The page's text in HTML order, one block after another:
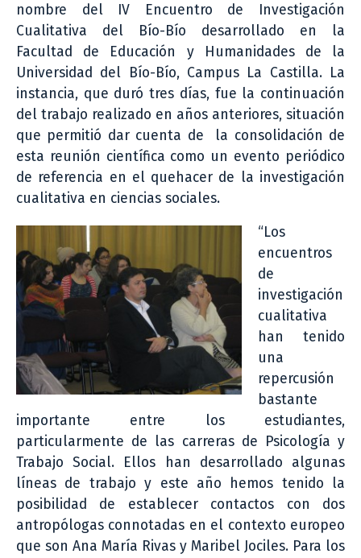
nombre del IV Encuentro de Investigación
Cualitativa del Bío-Bío desarrollado en la
Facultad de Educación y Humanidades de la
Universidad del Bío-Bío, Campus La Castilla. La
instancia, que duró tres días, fue la continuación
del trabajo realizado en años anteriores, situación
que permitió dar cuenta de la consolidación de
esta reunión científica como un evento periódico
de referencia en el quehacer de la investigación
cualitativa en ciencias sociales.
“Los
encuentros
de
investigación
cualitativa
han tenido
una
repercusión
bastante
importante entre los estudiantes,
particularmente de las carreras de Psicología y
Trabajo Social. Ellos han desarrollado algunas
líneas de trabajo y este año hemos tenido la
posibilidad de establecer contactos con dos
antropólogas connotadas en el contexto europeo
que son Ana María Rivas y Maribel Jociles. Para los